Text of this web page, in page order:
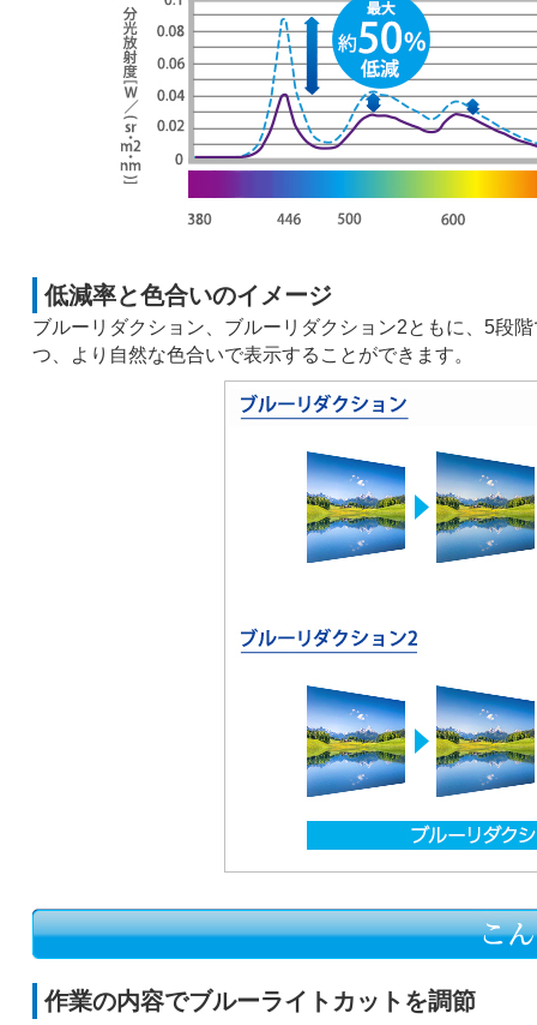
低減率と色合いのイメージ
ブルーリダクション、ブルーリダクション2ともに、5段
つ、より自然な色合いで表示することができます。
作業の内容でブルーライトカットを調節